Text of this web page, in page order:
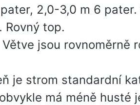
2,0-3,0 m 6
Rovný top.
jsou rovnoměrně
je strom standardní
má méně husté